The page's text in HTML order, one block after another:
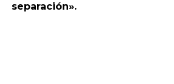
separación».